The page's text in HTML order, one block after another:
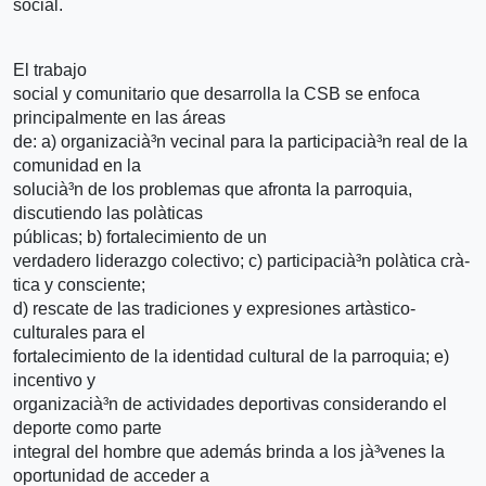
social.
El trabajo
social y comunitario que desarrolla la CSB se enfoca
principalmente en las áreas
de: a) organizacià³n vecinal para la participacià³n real de la
comunidad en la
solucià³n de los problemas que afronta la parroquia,
discutiendo las polà­ticas
públicas; b) fortalecimiento de un
verdadero liderazgo colectivo; c) participacià³n polà­tica crà­
tica y consciente;
d) rescate de las tradiciones y expresiones artà­stico-
culturales para el
fortalecimiento de la identidad cultural de la parroquia; e)
incentivo y
organizacià³n de actividades deportivas considerando el
deporte como parte
integral del hombre que además brinda a los jà³venes la
oportunidad de acceder a